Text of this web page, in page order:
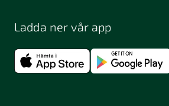
Ladda ner vår app